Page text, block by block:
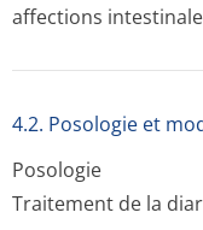
affections
4.2. Posologie et
Posologie
Traitement de la